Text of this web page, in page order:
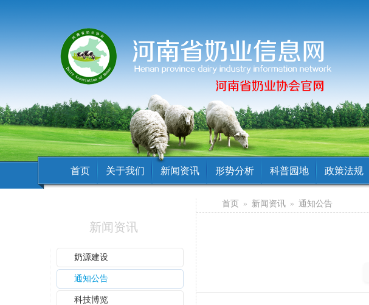
首页 关于我们 新闻资讯 形势分析 科普园地 政策法规
新闻资讯
奶源建设
通知公告
科技博览
首页 » 新闻资讯 » 通知公告